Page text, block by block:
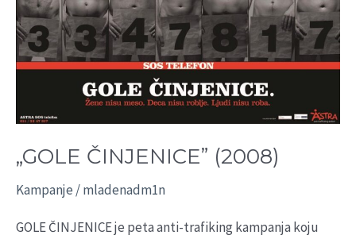
„GOLE ČINJENICE” (2008)
Kampanje/mladenadm1n
GOLE ČINJENICE je peta anti-trafiking kampanja koju